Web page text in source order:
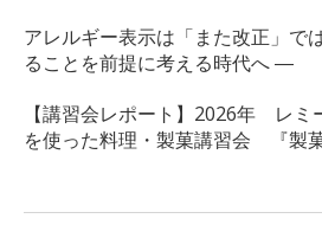
アレルギー表示は「また改正」で
ることを前提に考える時代へ ―
【講習会レポート】2026年 レミ
を使った料理・製菓講習会 『製菓